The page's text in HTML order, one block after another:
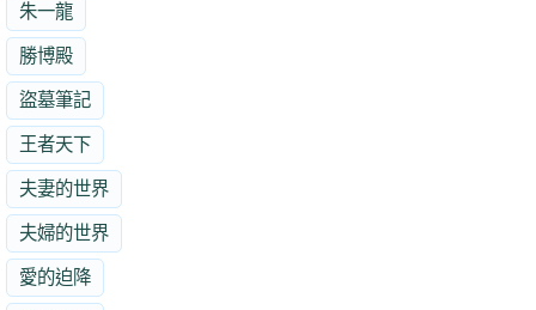
朱一龍
勝博殿
盜墓筆記
王者天下
夫妻的世界
夫婦的世界
愛的迫降